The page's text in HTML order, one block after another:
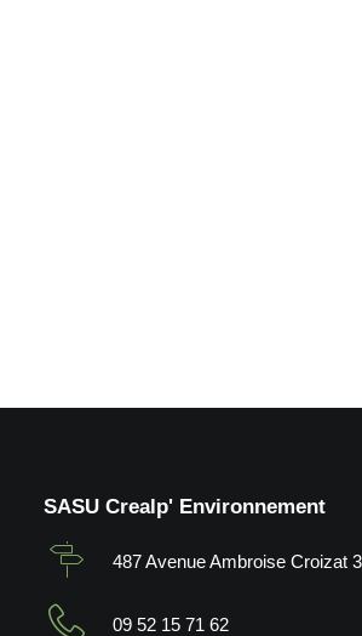
SASU Crealp' Environnement
487 Avenue Ambroise Croizat
09 52 15 71 62